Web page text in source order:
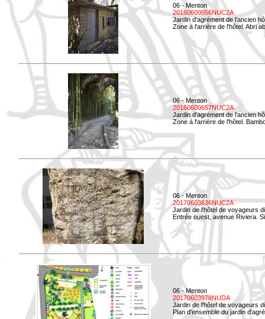
06 - Menton
20160600656NUC2A
Jardin d'agrément de l'ancien
Zone à l'arrière de l'hôtel. Abri
06 - Menton
20160600657NUC2A
Jardin d'agrément de l'ancien
Zone à l'arrière de l'hôtel.
06 - Menton
20170603636NUC2A
Jardin de l'hôtel de voyageurs
Entrée ouest, avenue Riviera.
06 - Menton
20170603978NUDA
Jardin de l'hôtel de voyageurs
Plan d'ensemble du jardin